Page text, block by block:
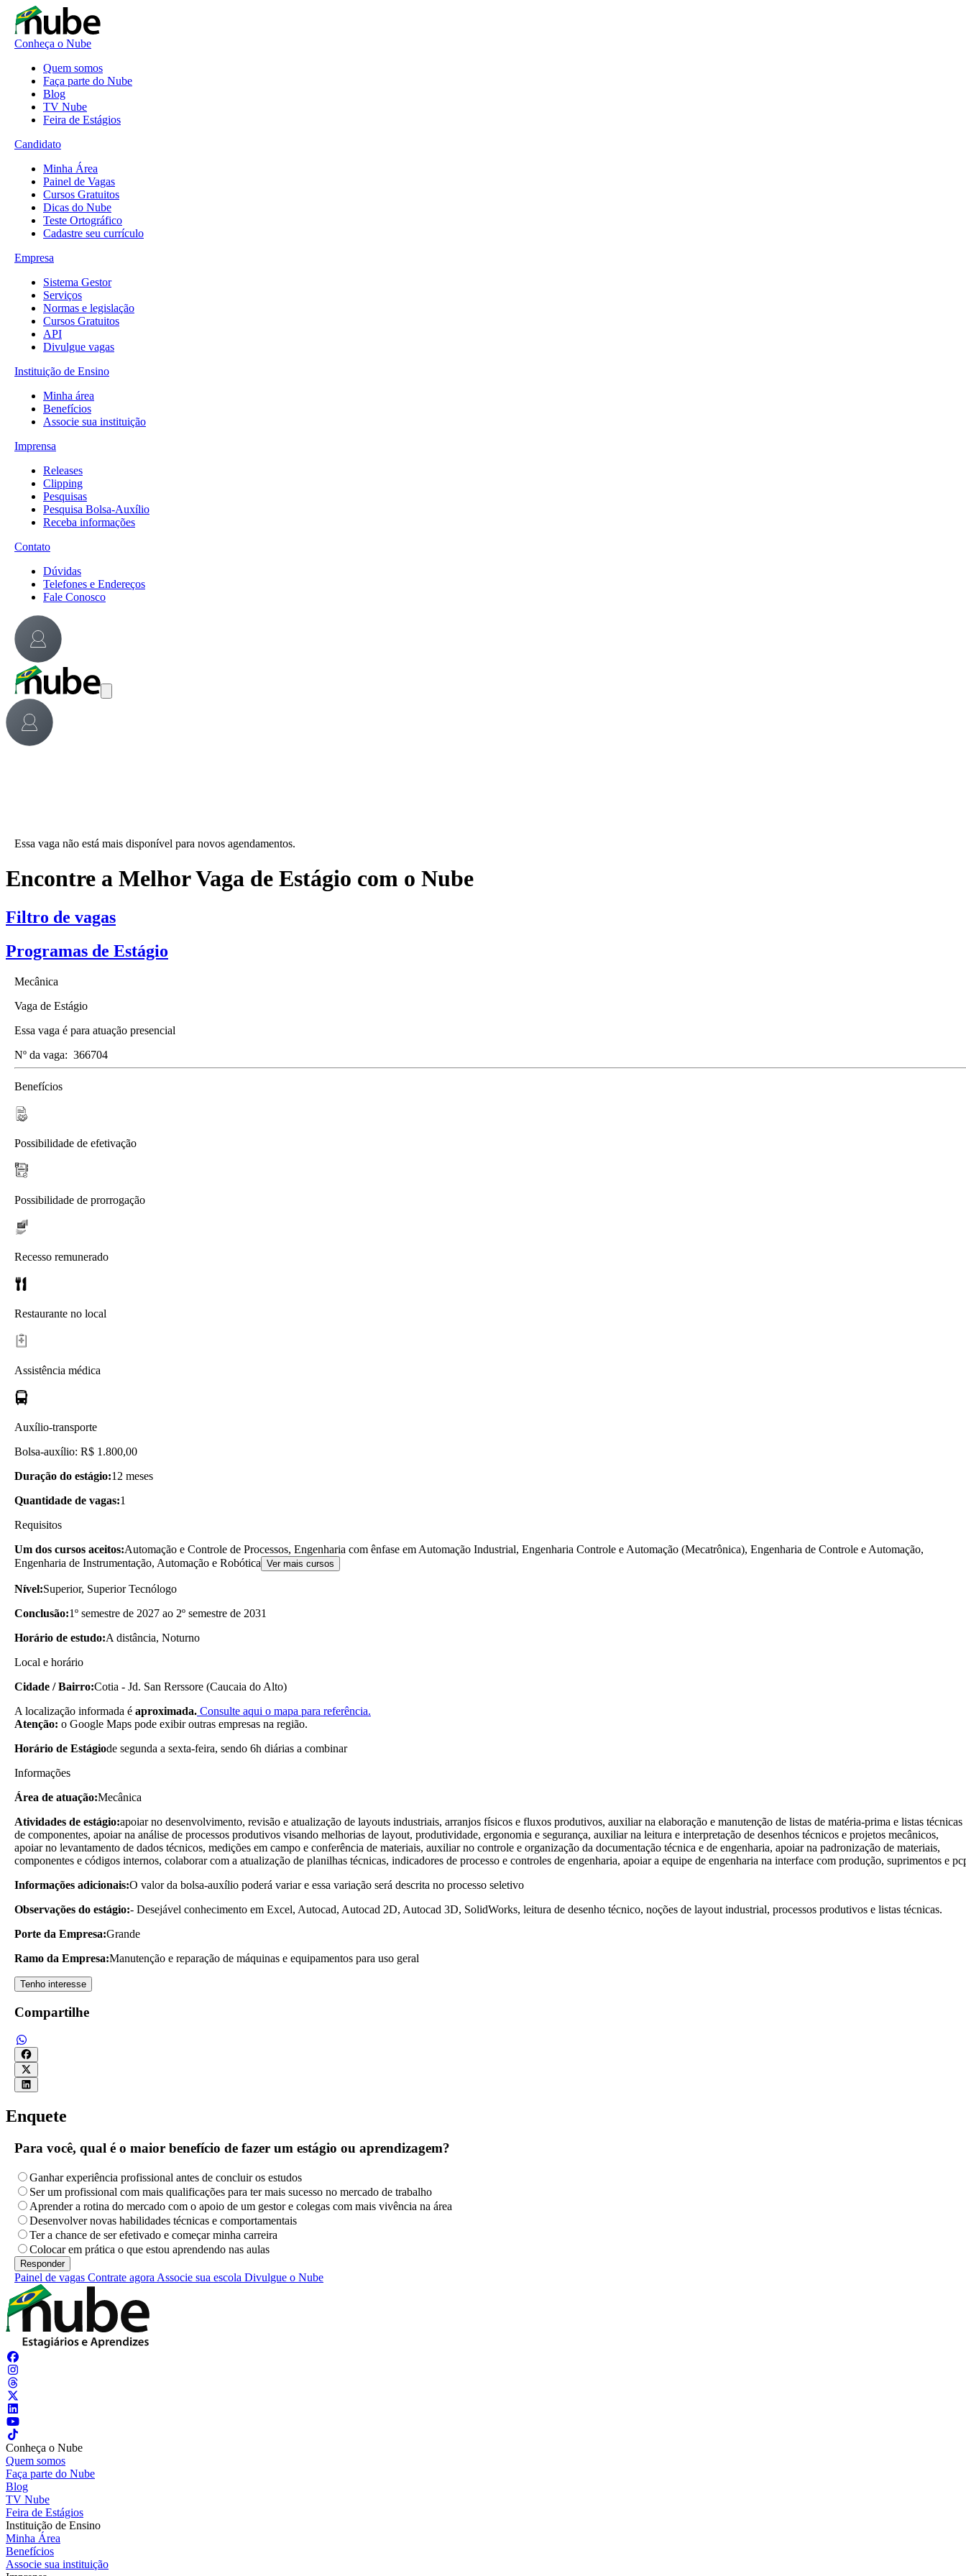
Conheça o Nube
Quem somos
Faça parte do Nube
Blog
TV Nube
Feira de Estágios
Candidato
Minha Área
Painel de Vagas
Cursos Gratuitos
Dicas do Nube
Teste Ortográfico
Cadastre seu currículo
Empresa
Sistema Gestor
Serviços
Normas e legislação
Cursos Gratuitos
API
Divulgue vagas
Instituição de Ensino
Minha área
Benefícios
Associe sua instituição
Imprensa
Releases
Clipping
Pesquisas
Pesquisa Bolsa-Auxílio
Receba informações
Contato
Dúvidas
Telefones e Endereços
Fale Conosco
Essa vaga não está mais disponível para novos agendamentos.
Encontre a Melhor Vaga de Estágio com o Nube
Filtro de vagas
Programas de Estágio
Mecânica
Vaga de Estágio
Essa vaga é para atuação presencial
Nº da vaga: 366704
Benefícios
Possibilidade de efetivação
Possibilidade de prorrogação
Recesso remunerado
Restaurante no local
Assistência médica
Auxílio-transporte
Bolsa-auxílio: R$ 1.800,00
Duração do estágio:12 meses
Quantidade de vagas:1
Requisitos
Um dos cursos aceitos:Automação e Controle de Processos, Engenharia com ênfase em Automação Industrial, Engenharia Controle e Automação (Mecatrônica), Engenharia de Controle e Automação,
Engenharia de Instrumentação, Automação e Robótica Ver mais cursos
Nível:Superior, Superior Tecnólogo
Conclusão:1º semestre de 2027 ao 2º semestre de 2031
Horário de estudo:A distância, Noturno
Local e horário
Cidade / Bairro:Cotia - Jd. San Rerssore (Caucaia do Alto)
A localização informada é aproximada. Consulte aqui o mapa para referência.
Atenção: o Google Maps pode exibir outras empresas na região.
Horário de Estágiode segunda a sexta-feira, sendo 6h diárias a combinar
Informações
Área de atuação:Mecânica
Atividades de estágio:apoiar no desenvolvimento, revisão e atualização de layouts industriais, arranjos físicos e fluxos produtivos, auxiliar na elaboração e manutenção de listas de matéria-prima e listas técnicas
de componentes, apoiar na análise de processos produtivos visando melhorias de layout, produtividade, ergonomia e segurança, auxiliar na leitura e interpretação de desenhos técnicos e projetos mecânicos,
apoiar no levantamento de dados técnicos, medições em campo e conferência de materiais, auxiliar no controle e organização da documentação técnica e de engenharia, apoiar na padronização de materiais,
componentes e códigos internos, colaborar com a atualização de planilhas técnicas, indicadores de processo e controles de engenharia, apoiar a equipe de engenharia na interface com produção, suprimentos e
Informações adicionais:O valor da bolsa-auxílio poderá variar e essa variação será descrita no processo seletivo
Observações do estágio:- Desejável conhecimento em Excel, Autocad, Autocad 2D, Autocad 3D, SolidWorks, leitura de desenho técnico, noções de layout industrial, processos produtivos e listas técnicas.
Porte da Empresa:Grande
Ramo da Empresa:Manutenção e reparação de máquinas e equipamentos para uso geral
Tenho interesse
Compartilhe
Enquete
Para você, qual é o maior benefício de fazer um estágio ou aprendizagem?
Ganhar experiência profissional antes de concluir os estudos
Ser um profissional com mais qualificações para ter mais sucesso no mercado de trabalho
Aprender a rotina do mercado com o apoio de um gestor e colegas com mais vivência na área
Desenvolver novas habilidades técnicas e comportamentais
Ter a chance de ser efetivado e começar minha carreira
Colocar em prática o que estou aprendendo nas aulas
Painel de vagas Contrate agora Associe sua escola Divulgue o Nube
Conheça o Nube
Quem somos
Faça parte do Nube
Blog
TV Nube
Feira de Estágios
Instituição de Ensino
Minha Área
Benefícios
Associe sua instituição